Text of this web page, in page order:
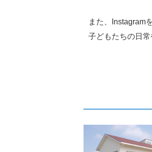
また、Instagram
子どもたちの日